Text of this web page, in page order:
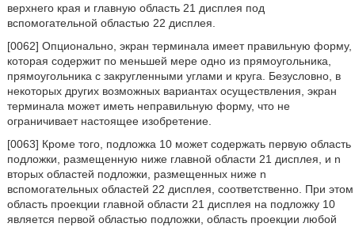
верхнего края и главную область 21 дисплея под
вспомогательной областью 22 дисплея.
[0062] Опционально, экран терминала имеет правильную форму,
которая содержит по меньшей мере одно из прямоугольника,
прямоугольника с закругленными углами и круга. Безусловно, в
некоторых других возможных вариантах осуществления, экран
терминала может иметь неправильную форму, что не
ограничивает настоящее изобретение.
[0063] Кроме того, подложка 10 может содержать первую область
подложки, размещенную ниже главной области 21 дисплея, и n
вторых областей подложки, размещенных ниже n
вспомогательных областей 22 дисплея, соответственно. При этом
область проекции главной области 21 дисплея на подложку 10
является первой областью подложки, область проекции любой